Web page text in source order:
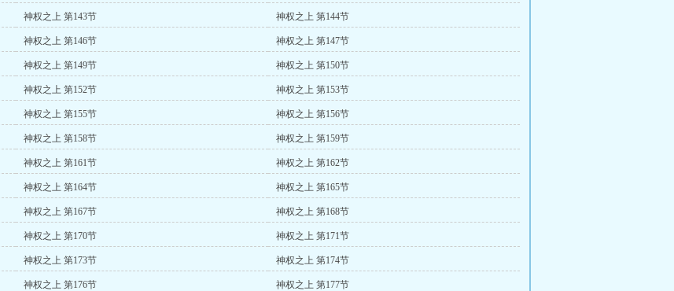
神权之上 第143节 神权之上 第144节
神权之上 第146节 神权之上 第147节
神权之上 第149节 神权之上 第150节
神权之上 第152节 神权之上 第153节
神权之上 第155节 神权之上 第156节
神权之上 第158节 神权之上 第159节
神权之上 第161节 神权之上 第162节
神权之上 第164节 神权之上 第165节
神权之上 第167节 神权之上 第168节
神权之上 第170节 神权之上 第171节
神权之上 第173节 神权之上 第174节
神权之上 第176节 神权之上 第177节